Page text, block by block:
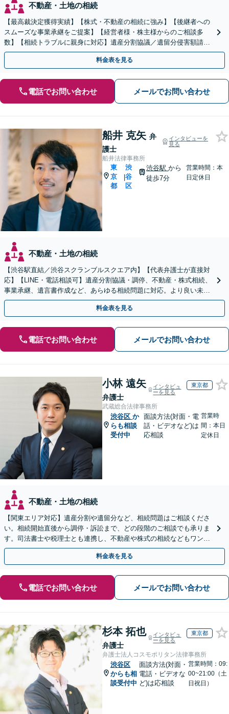
不動産・土地の相続
【最高裁決定獲得実績】【株式・不動産の相続に強み】【後継者への
スムーズな事業承継をご提案】【経営者様・株主様からのご相談多
数】【相続トラブルに親身に対応】遺産分割協議／遺留分侵害額請求
／遺言書作成も丁寧に対応【40分相談無料】【渋谷駅3分】
料金表を見る
電話でお問い合わせ メールでお問い合わせ
船井 克矢 弁
護士
インタビューを
見る
船井法律事務所
東
京
都
|
渋
谷
区
渋谷駅から
徒歩7分
営業時間：本
日定休日
不動産・土地の相続
【渋谷駅直結／渋谷スクランブルスクエア内】【代表弁護士が直接対
応】【LINE・電話相談可】遺産分割協議・調停、不動産・株式相続、
事業承継、遺言書作成など、あらゆる相続問題に対応。より良い未来
のため、円満な解決を目指します。
料金表を見る
電話でお問い合わせ メールでお問い合わせ
小林 遠矢
弁護士
インタビュ
ーを見る
東京都
武蔵総合法律事務所
渋谷区 か
らも相談
受付中
面談方法(対面・電
話・ビデオなど)は
応相談
営業時
間：本日
定休日
不動産・土地の相続
【関東エリア対応】遺産分割や遺留分など、相続問題はご相談くださ
い。相続開始直後から調停・訴訟まで、どの段階のご相談でも承りま
す。司法書士や税理士とも連携し、不動産や株式の相続などもワンス
トップで対応可能。遺言書作成や事業承継のご相談にも対応
料金表を見る
電話でお問い合わせ メールでお問い合わせ
杉本 拓也
弁護士
インタビュ
ーを見る
東京都
弁護士法人コスモポリタン法律事務所
渋谷区
からも相
談受付中
面談方法(対面・
電話・ビデオな
ど)は応相談
営業時間：09:
00~21:00（土
日祝日）